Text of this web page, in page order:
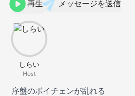
再生 メッセージを送信
しらい
Host
序盤のボイチェンが乱れる